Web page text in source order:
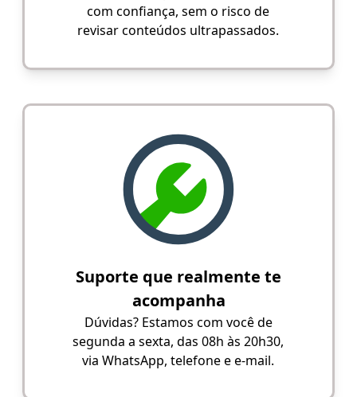
com confiança, sem o risco de
revisar conteúdos ultrapassados.
Suporte que realmente te
acompanha
Dúvidas? Estamos com você de
segunda a sexta, das 08h às 20h30,
via WhatsApp, telefone e e-mail.